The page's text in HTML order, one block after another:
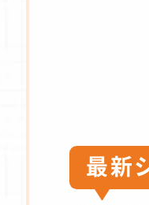
最新